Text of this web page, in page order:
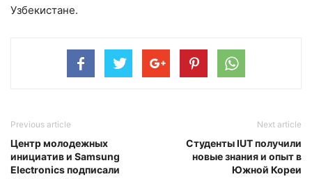
Узбекистане.
Previous article
Центр молодежных
инициатив и Samsung
Electronics подписали
Next article
Студенты IUT получили
новые знания и опыт в
Южной Кореи